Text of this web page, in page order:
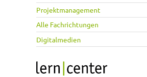
Projektmanagement
Alle Fachrichtungen
Digitalmedien